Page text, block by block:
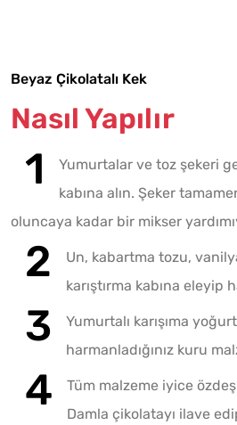
Beyaz Çikolatalı Kek
Nasıl Yapılır
Yumurtalar ve toz şekeri
kabına alın. Şeker
oluncaya kadar bir mikser
Un, kabartma tozu,
karıştırma kabına eleyip
Yumurtalı karışıma
harmanladığınız kuru
Tüm malzeme iyice
Damla çikolatayı ilave